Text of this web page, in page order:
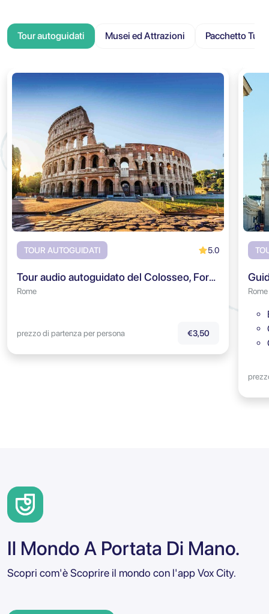
Tour autoguidati Musei ed Attrazioni Pacchetto
TOUR AUTOGUIDATI 5.0
Tour audio autoguidato del Colosseo, Foro Romano & Colle Palatino
Rome
prezzo di partenza per persona €3,50
Rome
Il Mondo A Portata Di Mano.
Scopri com'è Scoprire il mondo con l'app Vox City.